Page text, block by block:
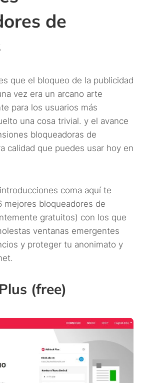
de
que el bloqueo de la publicidad
vez era un arcano arte
para los usuarios más
una cosa trivial. y el avance
bloqueadoras de
calidad que puedes usar hoy en
coma aquí te
mejores bloqueadores de
gratuitos) con los que
ventanas emergentes
y proteger tu anonimato y
(free)